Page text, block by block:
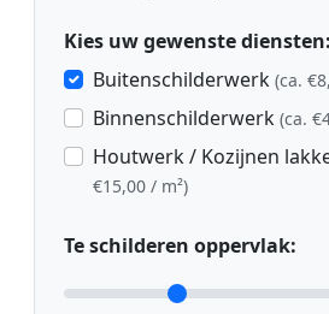
Kies uw gewenste diensten:
Buitenschilderwerk (ca.
Binnenschilderwerk (ca.
Houtwerk / Kozijnen
€15,00 / m²)
Te schilderen oppervlak: